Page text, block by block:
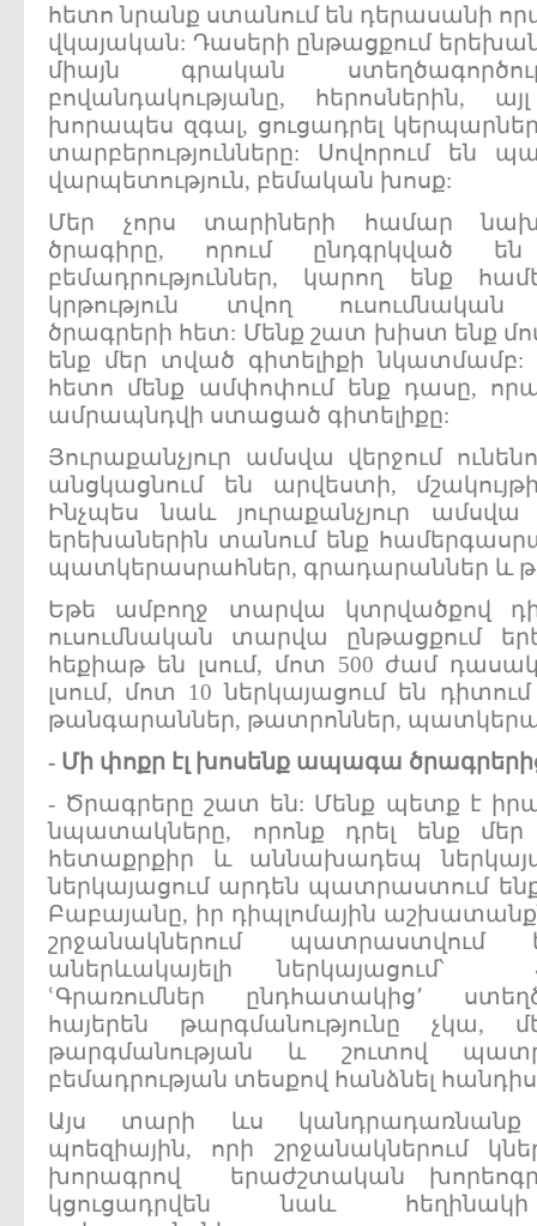
հետո նրանք ստանում են դերասանի
վկայական: Դասերի ընթացքում
միայն գրական
բովանդակությանը, հերոսներին,
խորապես զգալ, ցուցադրել
տարբերությունները: Սովորում են
վարպետություն, բեմական խոսք:
Մեր չորս տարիների համար
ծրագիրը, որում ընդգրկված
բեմադրություններ, կարող ենք
կրթություն տվող ուսումնական
ծրագրերի հետ: Մենք շատ խիստ ենք
ենք մեր տված գիտելիքի նկատմամբ:
հետո մենք ամփոփում ենք դասը,
ամրապնդվի ստացած գիտելիքը:
Յուրաքանչյուր ամսվա վերջում
անցկացնում են արվեստի,
Ինչպես նաև յուրաքանչյուր ամսվա
երեխաներին տանում ենք
պատկերասրահներ, գրադարաններ և
Եթե ամբողջ տարվա կտրվածքով
ուսումնական տարվա ընթացքում
հեքիաթ են լսում, մոտ 500 ժամ
լսում, մոտ 10 ներկայացում են
թանգարաններ, թատրոններ,
- Մի փոքր էլ խոսենք ապագա
- Ծրագրերը շատ են: Մենք պետք է
նպատակները, որոնք դրել ենք
հետաքրքիր և աննախադեպ
ներկայացում արդեն պատրաստում
Բաբայանը, իր դիպլոմային
շրջանակներում
աներևակայելի ներկայացում՝
ՙԳրառումներ ընդհատակից՚
հայերեն թարգմանությունը
թարգմանության և շուտով
բեմադրության տեսքով հանձնել
Այս տարի ևս կանդրադառնանք
պոեզիային, որի շրջանակներում
խորագրով երաժշտական
կցուցադրվեն նաև